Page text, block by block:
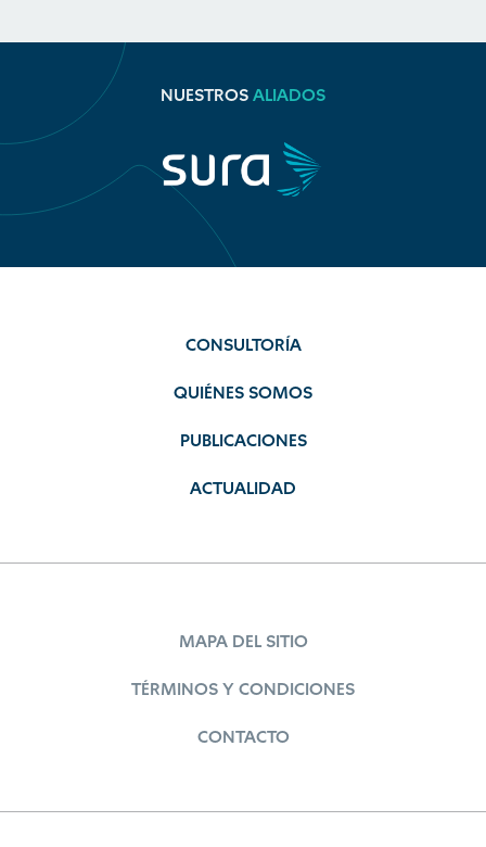
NUESTROS ALIADOS
CONSULTORÍA
QUIÉNES SOMOS
PUBLICACIONES
ACTUALIDAD
MAPA DEL SITIO
TÉRMINOS Y CONDICIONES
CONTACTO